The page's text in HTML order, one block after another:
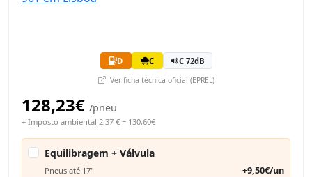
D C C 72dB
Ver ficha técnica oficial (EPREL)
128,23€ /pneu
+ Imposto ambiental 2,37 € = 130,60€
Equilibragem + Válvula
Pneus até 17" +9,50€/un